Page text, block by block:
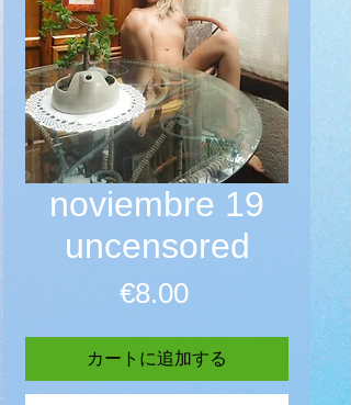
noviembre 19
uncensored
€8.00価格
カートに追加する